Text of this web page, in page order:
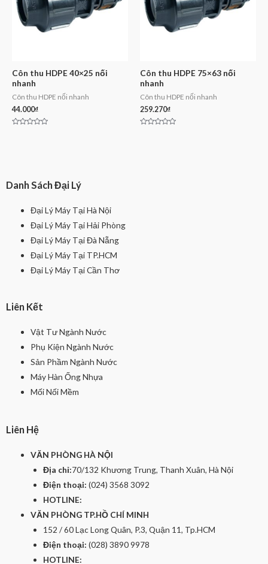
Côn thu HDPE 40×25 nối
nhanh
Côn thu HDPE nối nhanh
44.000₫
Côn thu HDPE 75×63 nối
nhanh
Côn thu HDPE nối nhanh
259.270₫
Danh Sách Đại Lý
Đại Lý Máy Tại Hà Nội
Đại Lý Máy Tại Hải Phòng
Đại Lý Máy Tại Đà Nẵng
Đại Lý Máy Tại TP.HCM
Đại Lý Máy Tại Cần Thơ
Liên Kết
Vật Tư Ngành Nước
Phụ Kiện Ngành Nước
Sản Phầm Ngành Nước
Máy Hàn Ống Nhựa
Mối Nối Mềm
Liên Hệ
VĂN PHÒNG HÀ NỘI
Địa chỉ:70/132 Khương Trung, Thanh Xuân, Hà Nội
Điện thoại: (024) 3568 3092
HOTLINE:
VĂN PHÒNG TP.HỒ CHÍ MINH
152 / 60 Lạc Long Quân, P.3, Quận 11, Tp.HCM
Điện thoại: (028) 3890 9978
HOTLINE: